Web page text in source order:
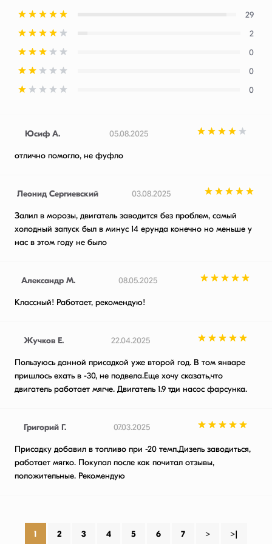
29
2
0
0
0
Юсиф А. 05.08.2025
отлично помогло, не фуфло
Леонид Сергиевский 03.08.2025
Залил в морозы, двигатель заводится без проблем, самый
холодный запуск был в минус 14 ерунда конечно но меньше у
нас в этом году не было
Александр М. 08.05.2025
Классный! Работает, рекомендую!
Жучков Е. 22.04.2025
Пользуюсь данной присадкой уже второй год. В том январе
пришлось ехать в -30, не подвела.Еще хочу сказать,что
двигатель работает мягче. Двигатель 1.9 тди насос фарсунка.
Григорий Г. 07.03.2025
Присадку добавил в топливо при -20 темп.Дизель заводиться,
работает мягко. Покупал после как почитал отзывы,
положительные. Рекомендую
1 2 3 4 5 6 7 > >|